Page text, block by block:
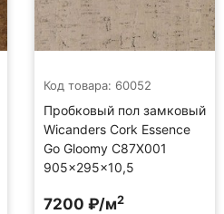
Код товара: 60052
Пробковый пол замковый
Wicanders Cork Essence
Go Gloomy C87X001
905×295×10,5
7200 ₽/м2